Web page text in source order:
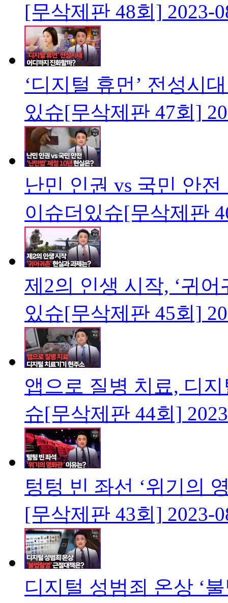
[무삭제판 48회] 2023-
‘디지털 휴먼’ 전성시
있슈[무삭제판 47회]
난민 인권 vs 국민 안전
이슈더있슈[무삭제판
제2의 인생 시작, ‘귀
있슈[무삭제판 45회]
앱으로 질병 치료, 디
슈[무삭제판 44회]
텅텅 빈 좌선 ‘위기의
[무삭제판 43회] 2023-
디지털 성범죄 온상 ‘